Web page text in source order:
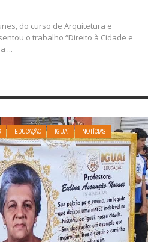
do curso de Arquitetura e
o trabalho “Direito à Cidade e
...
EDUCAÇÃO IGUAÍ NOTÍCIAS